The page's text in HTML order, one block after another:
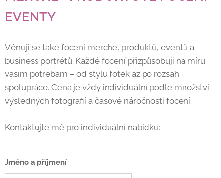
EVENTY
Věnuji se také focení merche, produktů, eventů a
business portrétů. Každé focení přizpůsobuji na míru
vašim potřebám – od stylu fotek až po rozsah
spolupráce. Cena je vždy individuální podle množství
výsledných fotografií a časové náročnosti focení.
Kontaktujte mě pro individuální nabídku:
Jméno a příjmení